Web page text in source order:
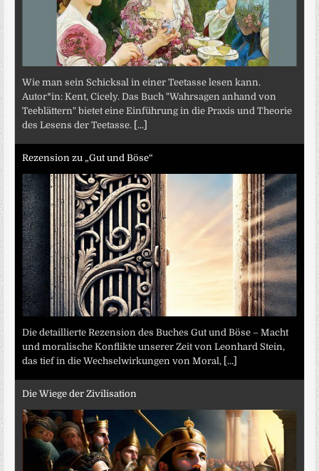
Wie man sein Schicksal in einer Teetasse lesen kann.
Autor*in: Kent, Cicely. Das Buch "Wahrsagen anhand von
Teeblättern" bietet eine Einführung in die Praxis und Theorie
des Lesens der Teetasse. [...]
Rezension zu „Gut und Böse“
Die detaillierte Rezension des Buches Gut und Böse – Macht
und moralische Konflikte unserer Zeit von Leonhard Stein,
das tief in die Wechselwirkungen von Moral, [...]
Die Wiege der Zivilisation